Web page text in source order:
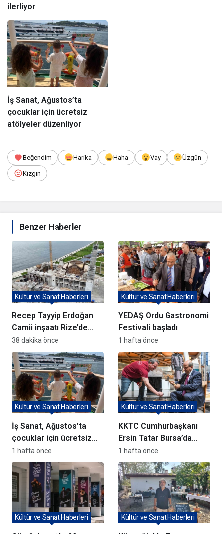
ilerliyor
İş Sanat, Ağustos’ta
çocuklar için ücretsiz
atölyeler düzenliyor
Beğendim Harika Haha Vay Üzgün
Kızgın
Benzer Haberler
Recep Tayyip Erdoğan
Camii inşaatı Rize’de
hızla ilerliyor
Kültür ve Sanat Haberleri
38 dakika önce
YEDAŞ Ordu Gastronomi
Festivali başladı
Kültür ve Sanat Haberleri
1 hafta önce
İş Sanat, Ağustos’ta
çocuklar için ücretsiz
atölyeler düzenliyor
Kültür ve Sanat Haberleri
1 hafta önce
KKTC Cumhurbaşkanı
Ersin Tatar Bursa’da
Panorama 1326
Müzesi’ni Ziyaret Etti
Kültür ve Sanat Haberleri
1 hafta önce
Kültür ve Sanat Haberleri Kültür ve Sanat Haberleri